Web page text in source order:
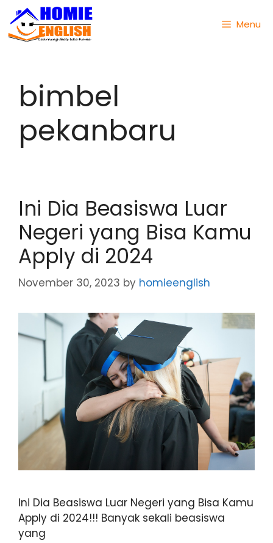
Menu
bimbel
pekanbaru
Ini Dia Beasiswa Luar
Negeri yang Bisa Kamu
Apply di 2024
November 30, 2023 by homieenglish
Ini Dia Beasiswa Luar Negeri yang Bisa Kamu
Apply di 2024!!! Banyak sekali beasiswa
yang